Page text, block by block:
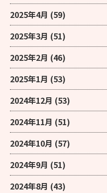
2025年4月 (59)
2025年3月 (51)
2025年2月 (46)
2025年1月 (53)
2024年12月 (53)
2024年11月 (51)
2024年10月 (57)
2024年9月 (51)
2024年8月 (43)